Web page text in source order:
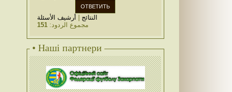
النتائج
أرشيف الأسئلة
مجموع الردود:151
• Наші партнери